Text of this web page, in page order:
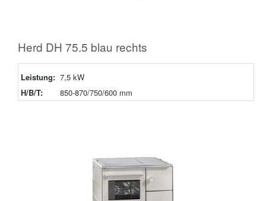
Herd DH 75.5 blau rechts
Leistung: 7,5 kW
H/B/T:
850-870/750/600 mm